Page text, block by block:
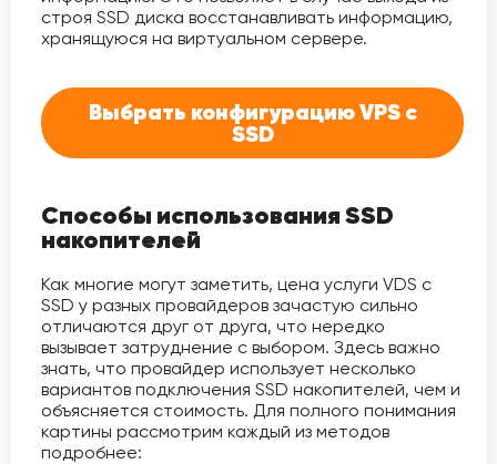
строя SSD диска восстанавливать информацию,
хранящуюся на виртуальном сервере.
Выбрать конфигурацию VPS с
SSD
Способы использования SSD
накопителей
Как многие могут заметить, цена услуги VDS с
SSD у разных провайдеров зачастую сильно
отличаются друг от друга, что нередко
вызывает затруднение с выбором. Здесь важно
знать, что провайдер использует несколько
вариантов подключения SSD накопителей, чем и
объясняется стоимость. Для полного понимания
картины рассмотрим каждый из методов
подробнее: